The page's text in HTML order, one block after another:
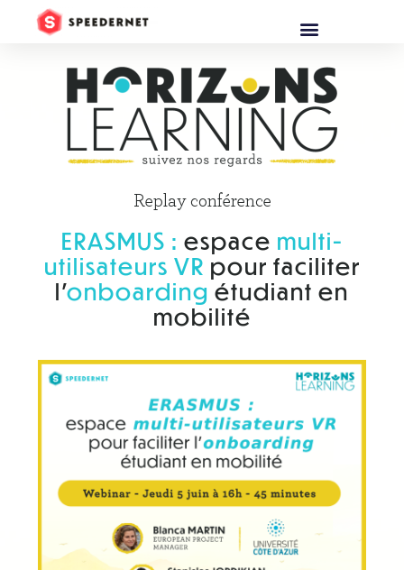
Replay conférence
ERASMUS : espace multi-
utilisateurs VR pour faciliter
l’onboarding étudiant en
mobilité